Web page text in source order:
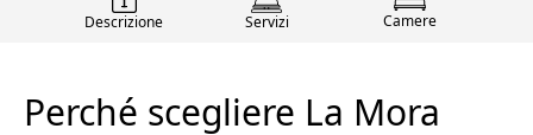
Descrizione Servizi Camere
Perché scegliere La Mora